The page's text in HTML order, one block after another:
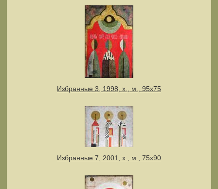
Избранные 3, 1998, х., м., 95х75
Избранные 7, 2001, х., м., 75х90